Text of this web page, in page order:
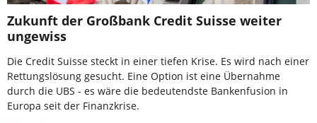
Zukunft der Großbank Credit Suisse weiter
ungewiss
Die Credit Suisse steckt in einer tiefen Krise. Es wird nach einer
Rettungslösung gesucht. Eine Option ist eine Übernahme
durch die UBS - es wäre die bedeutendste Bankenfusion in
Europa seit der Finanzkrise.